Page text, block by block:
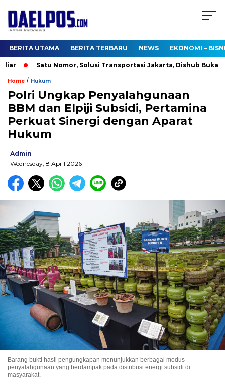
BERITA UTAMA BERITA TERBARU NEWS EKONOMI –
Satu Nomor, Solusi Transportasi Jakarta, Dishub Buka Call
Home / Hukum
Polri Ungkap Penyalahgunaan
BBM dan Elpiji Subsidi, Pertamina
Perkuat Sinergi dengan Aparat
Hukum
Admin
Wednesday, 8 April 2026
Barang bukti hasil pengungkapan menunjukkan berbagai modus
penyalahgunaan yang berdampak pada distribusi energi subsidi di
masyarakat.